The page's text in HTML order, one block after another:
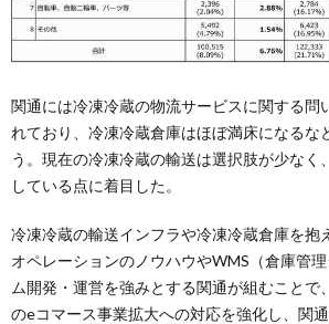
関通には冷凍冷蔵の物流サービスに関する問
れており、冷凍冷蔵倉庫はほぼ満床になるな
う。現在の冷凍冷蔵の輸送は選択肢が少なく
している点に着目した。
冷凍冷蔵の輸送インフラや冷凍冷蔵倉庫を抱
オペレーションのノウハウやWMS（倉庫管
ム開発・運営を強みとする関通が組むことで
のeコマース事業拡大への対応を強化し、関